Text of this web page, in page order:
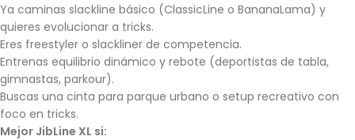
Ya caminas slackline básico (ClassicLine o BananaLama) y
quieres evolucionar a tricks.
Eres freestyler o slackliner de competencia.
Entrenas equilibrio dinámico y rebote (deportistas de tabla,
gimnastas, parkour).
Buscas una cinta para parque urbano o setup recreativo con
foco en tricks.
Mejor JibLine XL si: